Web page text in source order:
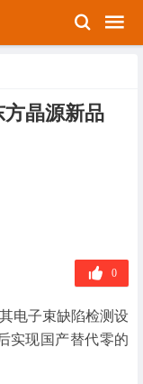
晶源新品
0
电子束缺陷检测设
实现国产替代零的